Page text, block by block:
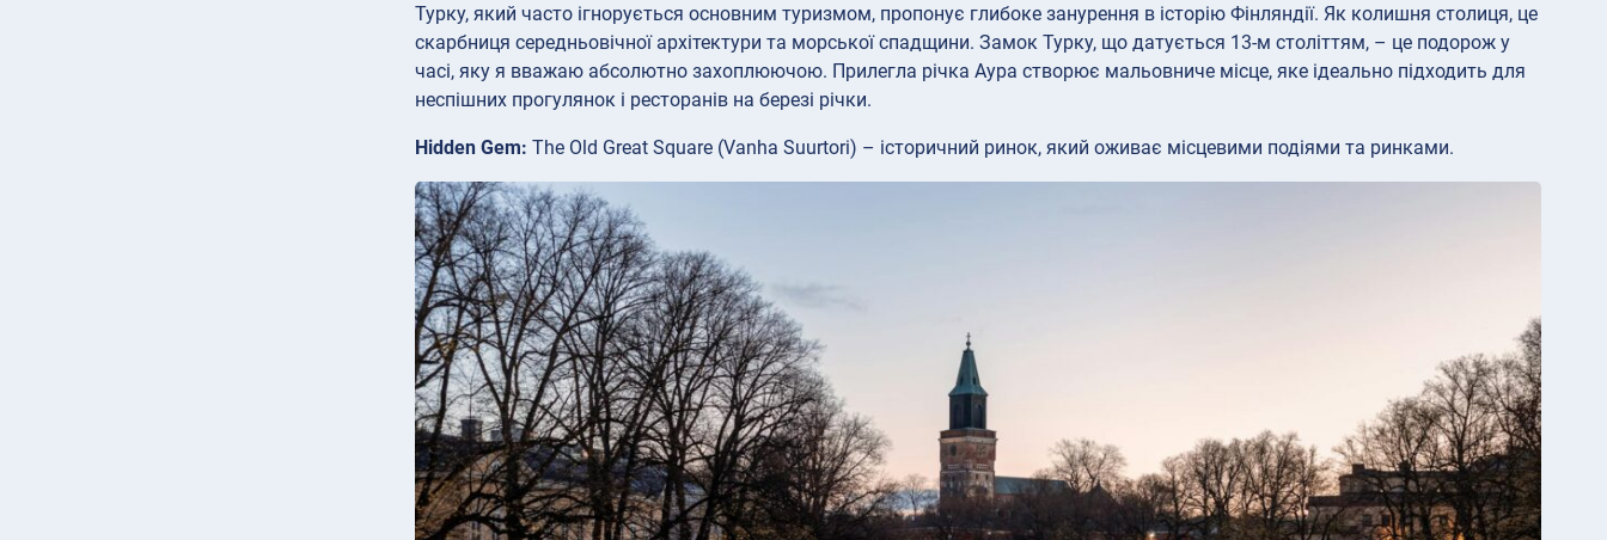
Турку, який часто ігнорується основним туризмом, пропонує глибоке занурення в історію Фінляндії. Як колишня столиця, це
скарбниця середньовічної архітектури та морської спадщини. Замок Турку, що датується 13-м століттям, – це подорож у
часі, яку я вважаю абсолютно захоплюючою. Прилегла річка Аура створює мальовниче місце, яке ідеально підходить для
неспішних прогулянок і ресторанів на березі річки.
Hidden Gem: The Old Great Square (Vanha Suurtori) – історичний ринок, який оживає місцевими подіями та ринками.